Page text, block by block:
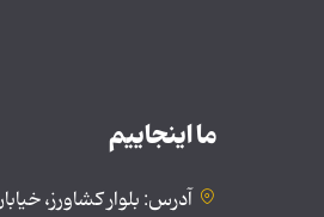
ما اینجاییم
آدرس: بلوار کشاورز،